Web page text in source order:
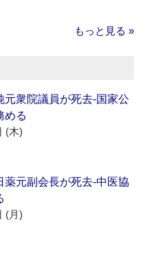
もっと見る »
元衆院議員が死去‐国家公
める
(木)
薬元副会長が死去‐中医協
(月)